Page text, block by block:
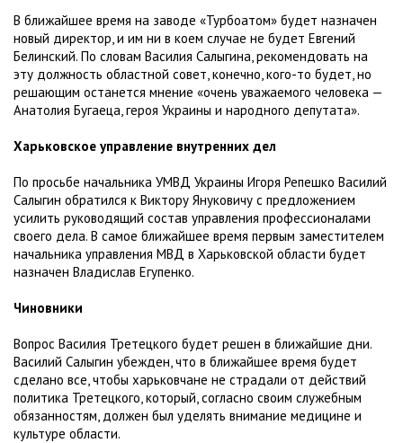
В ближайшее время на заводе «Турбоатом» будет назначен
новый директор, и им ни в коем случае не будет Евгений
Белинский. По словам Василия Салыгина, рекомендовать на
эту должность областной совет, конечно, кого-то будет, но
решающим останется мнение «очень уважаемого человека —
Анатолия Бугаеца, героя Украины и народного депутата».
Харьковское управление внутренних дел
По просьбе начальника УМВД Украины Игоря Репешко Василий
Салыгин обратился к Виктору Януковичу с предложением
усилить руководящий состав управления профессионалами
своего дела. В самое ближайшее время первым заместителем
начальника управления МВД в Харьковской области будет
назначен Владислав Егупенко.
Чиновники
Вопрос Василия Третецкого будет решен в ближайшие дни.
Василий Салыгин убежден, что в ближайшее время будет
сделано все, чтобы харьковчане не страдали от действий
политика Третецкого, который, согласно своим служебным
обязанностям, должен был уделять внимание медицине и
культуре области.